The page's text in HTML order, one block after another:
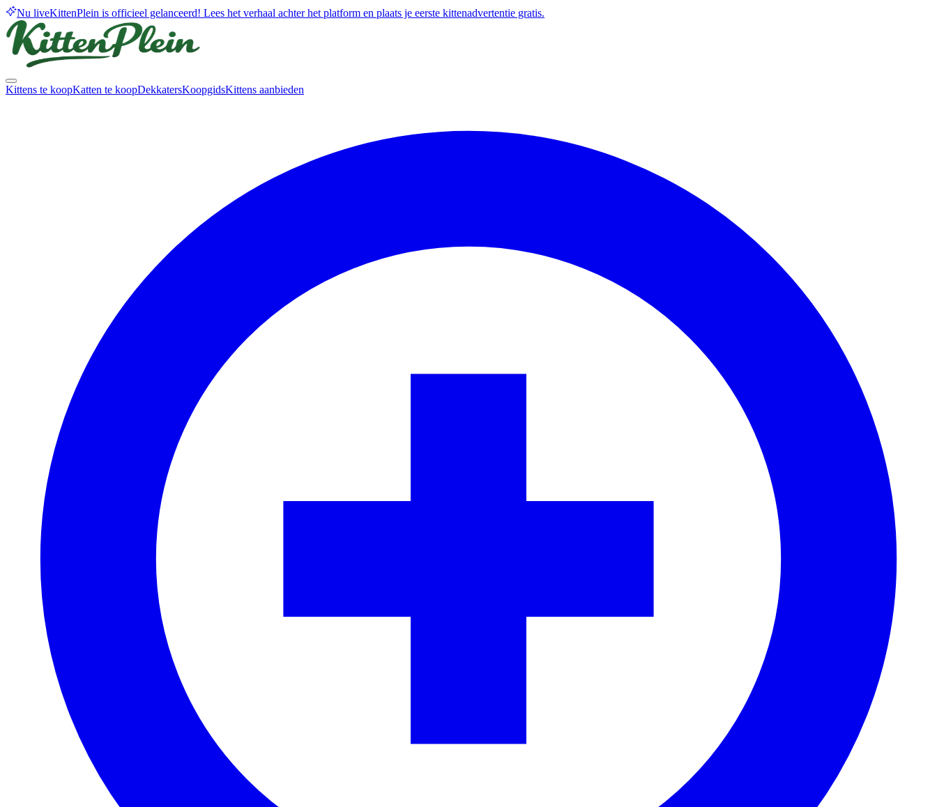
Nu liveKittenPlein is officieel gelanceerd! Lees het verhaal achter het platform en plaats je eerste kittenadvertentie gratis.
Kittens te koopKatten te koopDekkatersKoopgidsKittens aanbieden